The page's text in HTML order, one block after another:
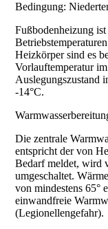
Bedingung:
Fußbodenheizung
Heizkörper sind es
Vorlauftemperatur
Auslegungszustand
-14°C.
Die zentrale
entspricht der von
Bedarf meldet, wird
umgeschaltet.
von mindestens 65°
einwandfreie
(Legionellengefahr).